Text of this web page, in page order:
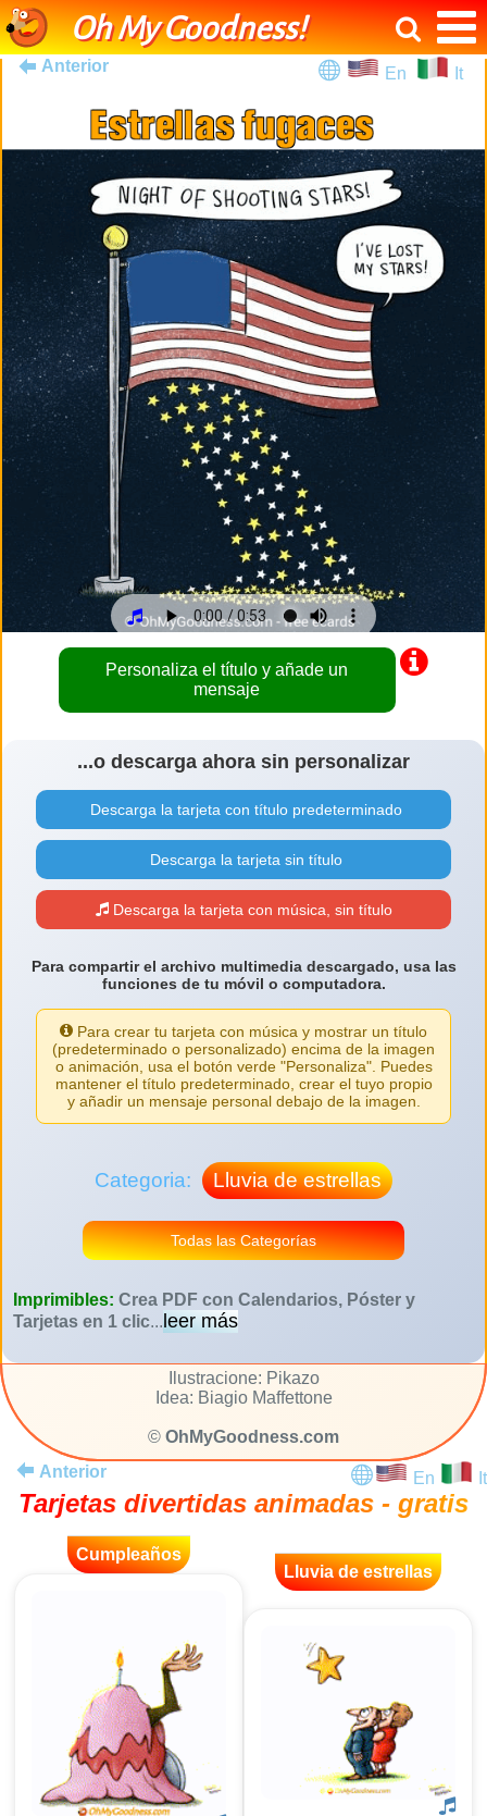
Oh My Goodness!
Anterior En It
Personaliza el título y añade un
mensaje
...o descarga ahora sin personalizar
Descarga la tarjeta con título predeterminado
Descarga la tarjeta sin título
Descarga la tarjeta con música, sin título
Para compartir el archivo multimedia descargado, usa las
funciones de tu móvil o computadora.
Para crear tu tarjeta con música y mostrar un título
(predeterminado o personalizado) encima de la imagen
o animación, usa el botón verde "Personaliza". Puedes
mantener el título predeterminado, crear el tuyo propio
y añadir un mensaje personal debajo de la imagen.
Categoria: Lluvia de estrellas
Todas las Categorías
Imprimibles: Crea PDF con Calendarios, Póster y
Tarjetas en 1 clic...leer más
Ilustracione: Pikazo
Idea: Biagio Maffettone
© OhMyGoodness.com
Anterior
En It
Tarjetas divertidas animadas - gratis
Cumpleaños
Lluvia de estrellas